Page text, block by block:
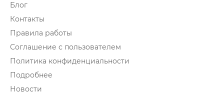
Блог
Контакты
Правила работы
Соглашение с пользователем
Политика конфиденциальности
Подробнее
Новости